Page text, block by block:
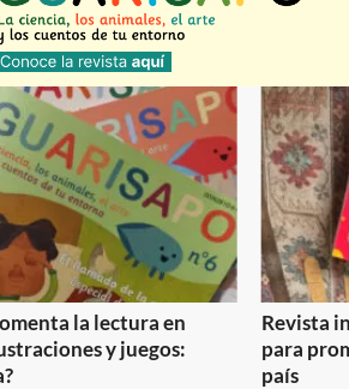
la lectura en
y juegos:
Revista
para
país